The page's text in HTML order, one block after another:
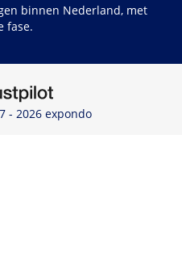
binnen Nederland, met
fase.
- 2026 expondo